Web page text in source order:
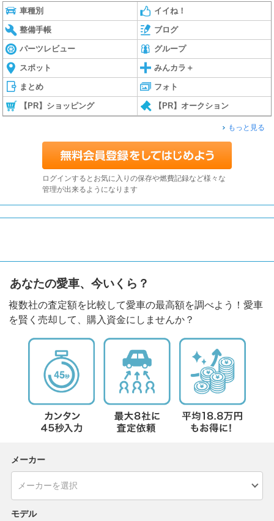
車種別 イイね！
整備手帳 ブログ
パーツレビュー グループ
スポット みんカラ＋
まとめ フォト
【PR】ショッピング 【PR】オークション
もっと見る
ログインするとお気に入りの保存や燃費記録など様々な
管理が出来るようになります
あなたの愛車、今いくら？
複数社の査定額を比較して愛車の最高額を調べよう！愛車
を賢く売却して、購入資金にしませんか？
メーカー
モデル